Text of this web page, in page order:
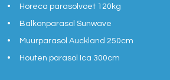
Horeca parasolvoet 120kg
Balkonparasol Sunwave
Muurparasol Auckland 250cm
Houten parasol Ica 300cm